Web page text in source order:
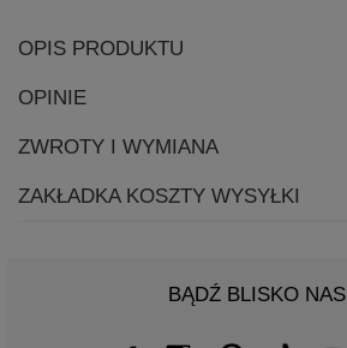
OPIS PRODUKTU
OPINIE
ZWROTY I WYMIANA
ZAKŁADKA KOSZTY WYSYŁKI
BĄDŹ BLISKO NAS